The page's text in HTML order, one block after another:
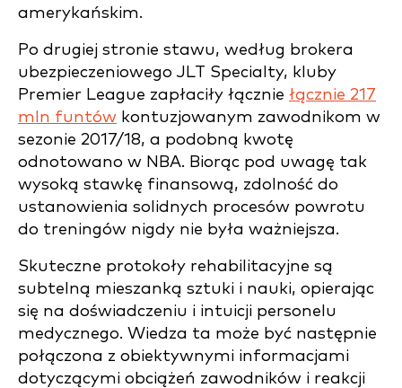
amerykańskim.
Po drugiej stronie stawu, według brokera
ubezpieczeniowego JLT Specialty, kluby
Premier League zapłaciły łącznie łącznie 217
mln funtów kontuzjowanym zawodnikom w
sezonie 2017/18, a podobną kwotę
odnotowano w NBA. Biorąc pod uwagę tak
wysoką stawkę finansową, zdolność do
ustanowienia solidnych procesów powrotu
do treningów nigdy nie była ważniejsza.
Skuteczne protokoły rehabilitacyjne są
subtelną mieszanką sztuki i nauki, opierając
się na doświadczeniu i intuicji personelu
medycznego. Wiedza ta może być następnie
połączona z obiektywnymi informacjami
dotyczącymi obciążeń zawodników i reakcji